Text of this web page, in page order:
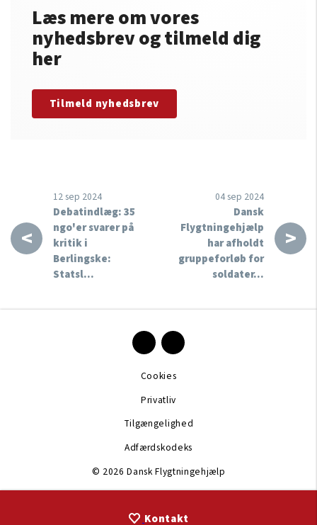
Kontakt
Læs mere om vores
nyhedsbrev og tilmeld dig
her
Tilmeld nyhedsbrev
<
12 sep 2024
Debatindlæg: 35
ngo'er svarer på
kritik i
Berlingske:
Statsl…
>
04 sep 2024
Dansk
Flygtningehjælp
har afholdt
gruppeforløb for
soldater…
© 2026 Dansk Flygtningehjælp
Cookies
Privatliv
Tilgængelighed
Adfærdskodeks